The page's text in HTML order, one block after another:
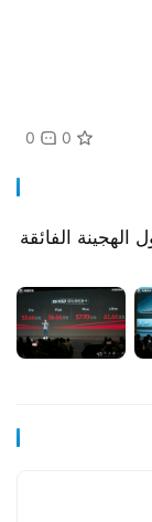
0
0
وول الهجينة الفائقة